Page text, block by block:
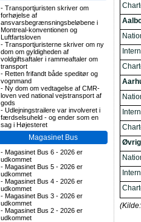
- Transportjuristen skriver om
forhøjelse af
ansvarsbegrænsningsbeløbene i
Montreal-konventionen og
Luftfartsloven
- Transportjuristerne skriver om ny
dom om gyldigheden af
voldgiftsaftaler i rammeaftaler om
transport
- Retten frifandt både speditør og
vognmand
- Ny dom om vedtagelse af CMR-
loven ved national vejstransport af
gods
- Udlejningstrailere var involveret i
færdselsuheld - og ender som en
sag i Højesteret
Magasinet Bus
- Magasinet Bus 6 - 2026 er
udkommet
- Magasinet Bus 5 - 2026 er
udkommet
- Magasinet Bus 4 - 2026 er
udkommet
- Magasinet Bus 3 - 2026 er
udkommet
- Magasinet Bus 2 - 2026 er
udkommet